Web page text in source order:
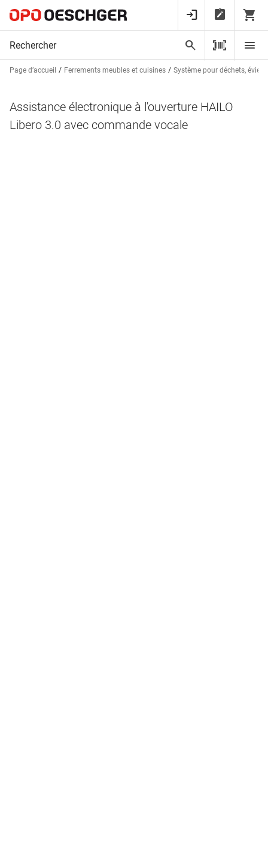
Page d’accueil Ferrements meubles et cuisines Système pour déchets,
Assistance électronique à l'ouverture HAILO
Libero 3.0 avec commande vocale